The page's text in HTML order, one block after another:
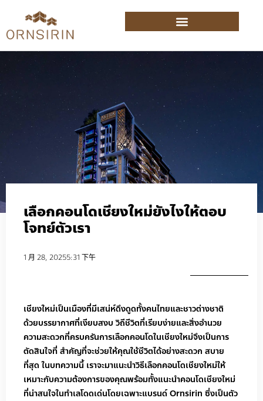
เลือกคอนโดเชียงใหม่ยังไงให้ตอบ
โจทย์ตัวเรา
1 月 28, 20255:31 下午
เชียงใหม่เป็นเมืองที่มีเสน่ห์ดึงดูดทั้งคนไทยและชาวต่างชาติ
ด้วยบรรยากาศที่เงียบสงบ วิถีชีวิตที่เรียบง่ายและสิ่งอำนวย
ความสะดวกที่ครบครันการเลือกคอนโดในเชียงใหม่จึงเป็นการ
ตัดสินใจที่ สำคัญที่จะช่วยให้คุณใช้ชีวิตได้อย่างสะดวก สบาย
ที่สุด ในบทความนี้ เราจะมาแนะนำวิธีเลือกคอนโดเชียงใหม่ให้
เหมาะกับความต้องการของคุณพร้อมทั้งแนะนำคอนโดเชียงใหม่
ที่น่าสนใจในทำเลโดดเด่นโดยเฉพาะแบรนด์ Ornsirin ซึ่งเป็นตัว